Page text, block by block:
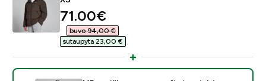
discounted price
71.00€‎
buvo 94,00 €‎
sutaupyta 23,00 €‎